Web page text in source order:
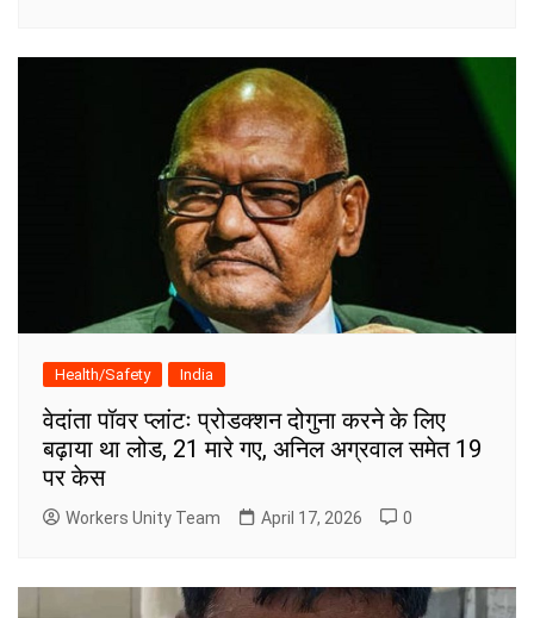
Health/Safety India
वेदांता पॉवर प्लांटः प्रोडक्शन दोगुना करने के लिए
बढ़ाया था लोड, 21 मारे गए, अनिल अग्रवाल समेत 19
पर केस
Workers Unity Team April 17, 2026 0